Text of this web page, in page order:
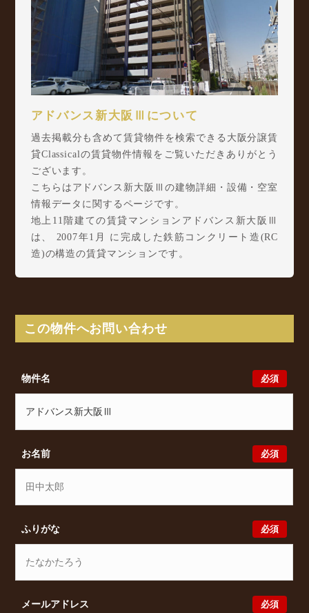
アドバンス新大阪Ⅲについて
過去掲載分も含めて賃貸物件を検索できる大阪分譲賃
貸Classicalの賃貸物件情報をご覧いただきありがとう
ございます。
こちらはアドバンス新大阪Ⅲの建物詳細・設備・空室
情報データに関するページです。
地上11階建ての賃貸マンションアドバンス新大阪Ⅲ
は、 2007年1月 に完成した鉄筋コンクリート造(RC
造)の構造の賃貸マンションです。
歩11分 からアクセスが可能となっております。
アドバンス新大阪Ⅲの最新の空室状況のご確認をはじ
ョンをお探しでしたら、ぜひ大阪分譲賃貸Classicalま
でお気軽にお問い合わせください。大阪分譲賃貸
ンライン相談も受け付けております。また、希望の条
貸物件をご提案いたします。
この物件へお問い合わせ
必須
物件名
必須
お名前
必須
ふりがな
必須
メールアドレス